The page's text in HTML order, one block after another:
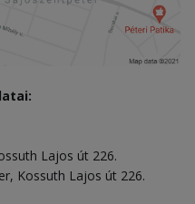
Lajos út 226.
Kossuth Lajos út 226.